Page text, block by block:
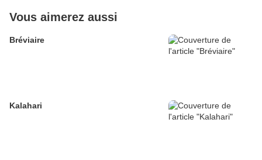
Vous aimerez aussi
Bréviaire
Kalahari